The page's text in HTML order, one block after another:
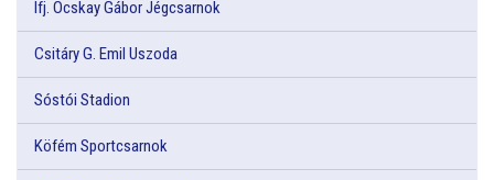
Ifj. Ocskay Gábor Jégcsarnok
Csitáry G. Emil Uszoda
Sóstói Stadion
Köfém Sportcsarnok